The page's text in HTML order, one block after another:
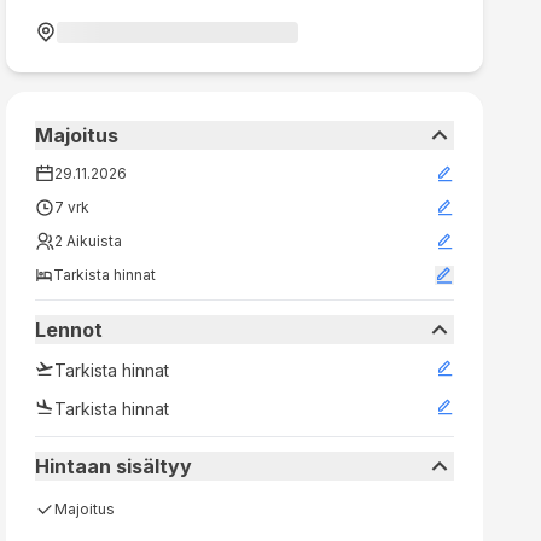
Majoitus
29.11.2026
7 vrk
2 Aikuista
tarkista hinnat
Lennot
Tarkista hinnat
Tarkista hinnat
Hintaan sisältyy
Majoitus